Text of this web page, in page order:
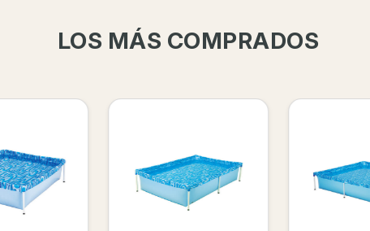
LOS MÁS COMPRADOS